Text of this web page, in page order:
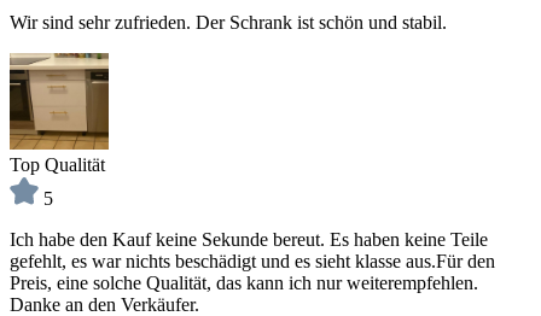
Wir sind sehr zufrieden. Der Schrank ist schön und stabil.
Top Qualität
5
Ich habe den Kauf keine Sekunde bereut. Es haben keine Teile
gefehlt, es war nichts beschädigt und es sieht klasse aus.Für den
Preis, eine solche Qualität, das kann ich nur weiterempfehlen.
Danke an den Verkäufer.